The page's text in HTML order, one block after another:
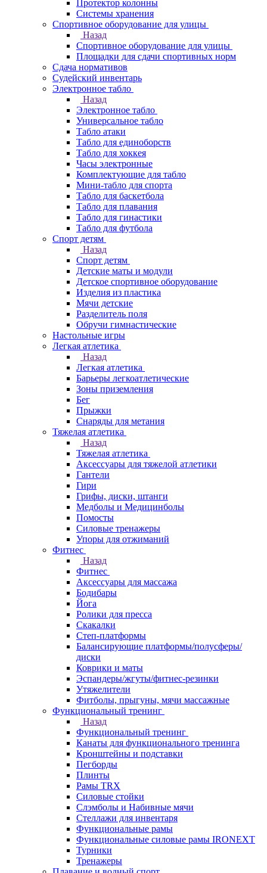
Протектор колонны
Системы хранения
Спортивное оборудование для улицы
Назад
Спортивное оборудование для улицы
Площадки для сдачи спортивных норм
Сдача нормативов
Судейский инвентарь
Электронное табло
Назад
Электронное табло
Универсальное табло
Табло атаки
Табло для единоборств
Табло для хоккея
Часы электронные
Комплектующие для табло
Мини-табло для спорта
Табло для баскетбола
Табло для плавания
Табло для гинастики
Табло для футбола
Спорт детям
Назад
Спорт детям
Детские маты и модули
Детское спортивное оборудование
Изделия из пластика
Мячи детские
Разделитель поля
Обручи гимнастические
Настольные игры
Легкая атлетика
Назад
Легкая атлетика
Барьеры легкоатлетические
Зоны приземления
Бег
Прыжки
Снаряды для метания
Тяжелая атлетика
Назад
Тяжелая атлетика
Аксессуары для тяжелой атлетики
Гантели
Гири
Грифы, диски, штанги
Медболы и Медицинболы
Помосты
Силовые тренажеры
Упоры для отжиманий
Фитнес
Назад
Фитнес
Аксессуары для массажа
Бодибары
Йога
Ролики для пресса
Скакалки
Степ-платформы
Балансирующие платформы/полусферы/
диски
Коврики и маты
Эспандеры/жгуты/фитнес-резинки
Утяжелители
Фитболы, прыгуны, мячи массажные
Функциональный тренинг
Назад
Функциональный тренинг
Канаты для функционального тренинга
Кронштейны и подставки
Пегборды
Плинты
Рамы TRX
Силовые стойки
Слэмболы и Набивные мячи
Стеллажи для инвентаря
Функциональные рамы
Функциональные силовые рамы IRONEXT
Турники
Тренажеры